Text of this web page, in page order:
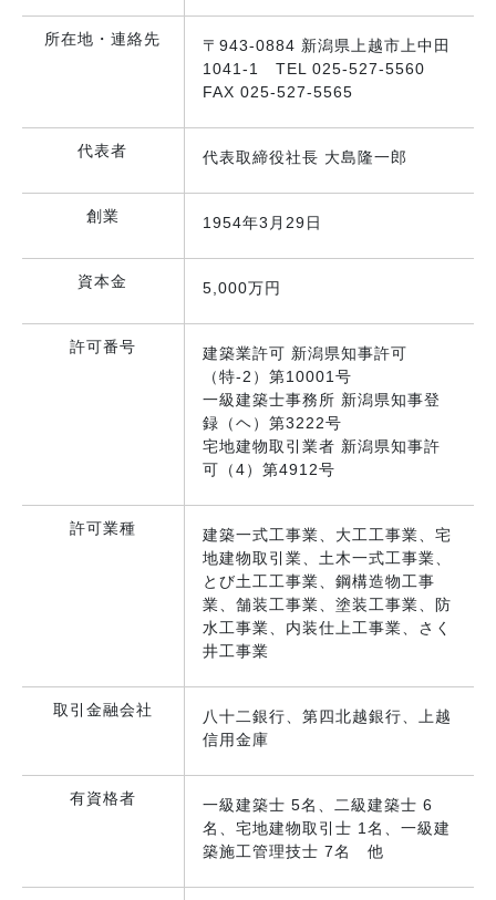
所在地・連絡先
〒943-0884 新潟県上越市上中田
1041-1 TEL 025-527-5560
FAX 025-527-5565
代表者 代表取締役社長 大島隆一郎
創業 1954年3月29日
資本金 5,000万円
許可番号
建築業許可 新潟県知事許可
（特-2）第10001号
一級建築士事務所 新潟県知事登
録（ヘ）第3222号
宅地建物取引業者 新潟県知事許
可（4）第4912号
許可業種
建築一式工事業、大工工事業、宅
地建物取引業、土木一式工事業、
とび土工工事業、鋼構造物工事
業、舗装工事業、塗装工事業、防
水工事業、内装仕上工事業、さく
井工事業
取引金融会社
八十二銀行、第四北越銀行、上越
信用金庫
有資格者
一級建築士 5名、二級建築士 6
名、宅地建物取引士 1名、一級建
築施工管理技士 7名 他